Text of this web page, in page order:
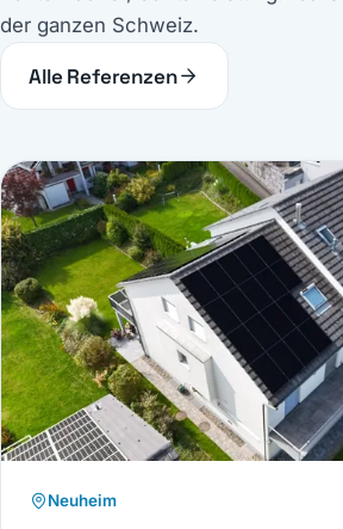
der ganzen Schweiz.
Alle Referenzen
Neuheim